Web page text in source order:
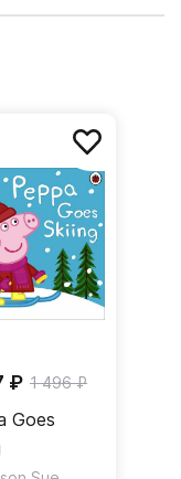
₽ 1 496 ₽
Goes